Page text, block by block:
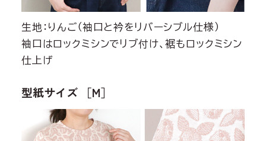
生地：りんご（袖口と衿をリバーシブル仕様）
袖口はロックミシンでリブ付け、裾もロックミシン
仕上げ
型紙サイズ ［M］